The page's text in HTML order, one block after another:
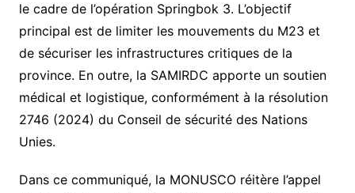
le cadre de l’opération Springbok 3. L’objectif
principal est de limiter les mouvements du M23 et
de sécuriser les infrastructures critiques de la
province. En outre, la SAMIRDC apporte un soutien
médical et logistique, conformément à la résolution
2746 (2024) du Conseil de sécurité des Nations
Unies.
Dans ce communiqué, la MONUSCO réitère l’appel